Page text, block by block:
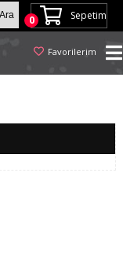
Sepetim
0
Favorilerim